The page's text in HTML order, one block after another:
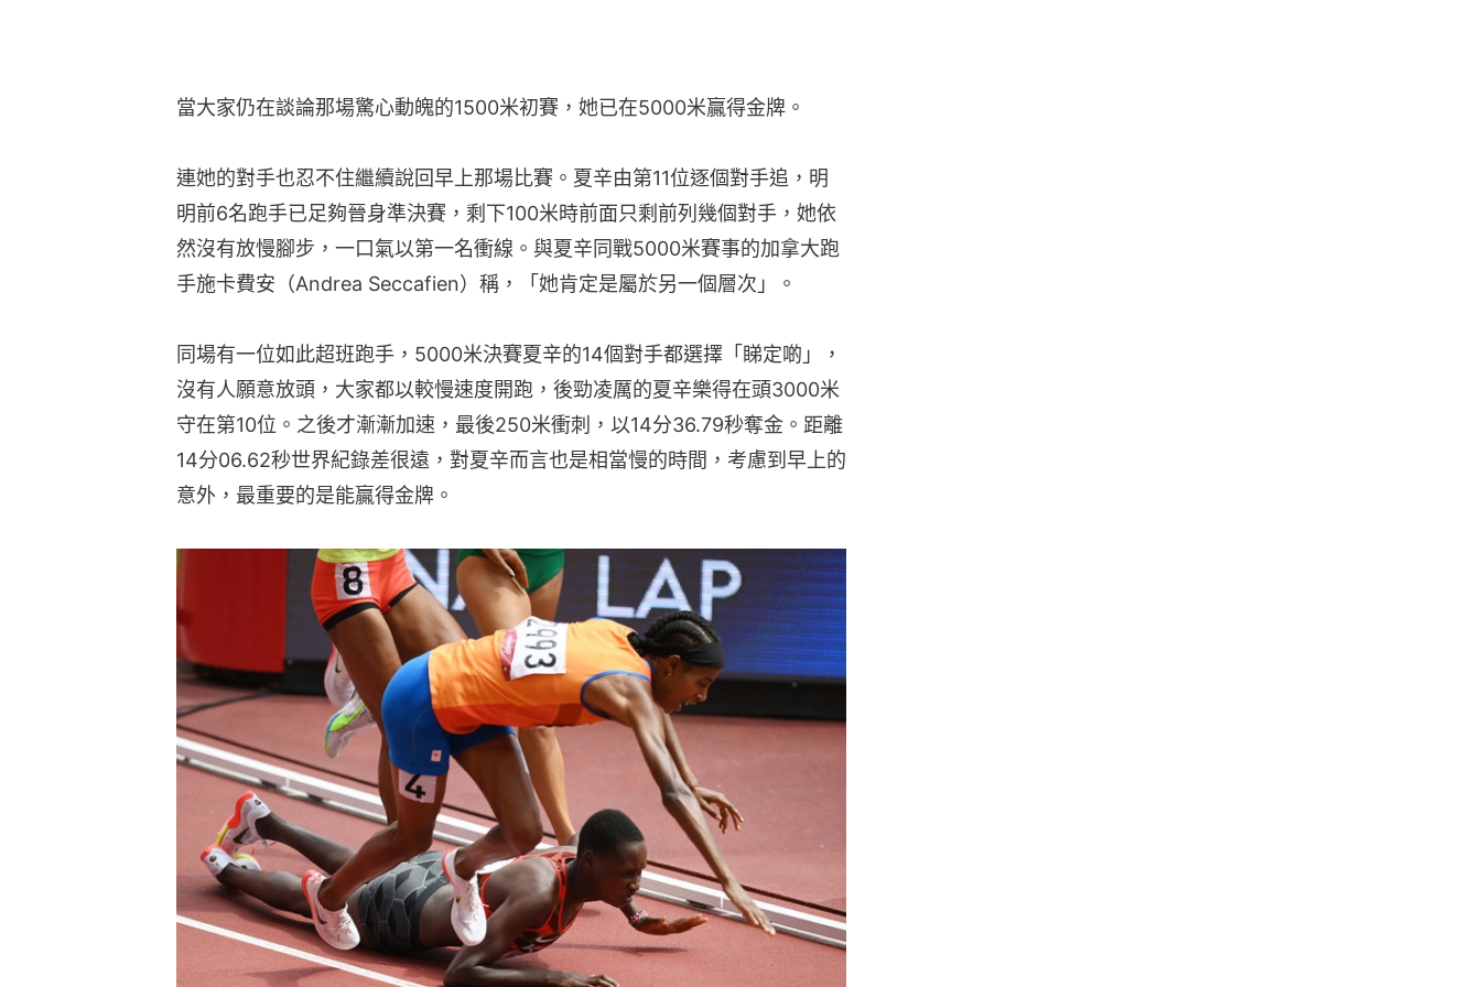
當大家仍在談論那場驚心動魄的1500米初賽，她已在5000米贏得金牌。
連她的對手也忍不住繼續說回早上那場比賽。夏辛由第11位逐個對手追，明
明前6名跑手已足夠晉身準決賽，剩下100米時前面只剩前列幾個對手，她依
然沒有放慢腳步，一口氣以第一名衝線。與夏辛同戰5000米賽事的加拿大跑
手施卡費安（Andrea Seccafien）稱，「她肯定是屬於另一個層次」。
同場有一位如此超班跑手，5000米決賽夏辛的14個對手都選擇「睇定啲」，
沒有人願意放頭，大家都以較慢速度開跑，後勁凌厲的夏辛樂得在頭3000米
守在第10位。之後才漸漸加速，最後250米衝刺，以14分36.79秒奪金。距離
14分06.62秒世界紀錄差很遠，對夏辛而言也是相當慢的時間，考慮到早上的
意外，最重要的是能贏得金牌。